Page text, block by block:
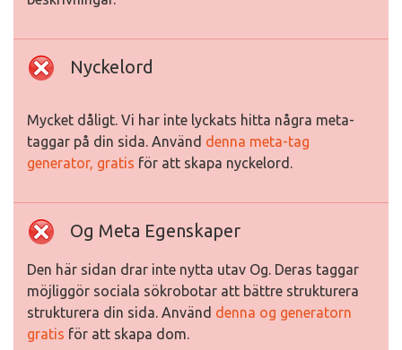
Nyckelord
Mycket dåligt. Vi har inte lyckats hitta några meta-
taggar på din sida. Använd denna meta-tag
generator, gratis för att skapa nyckelord.
Og Meta Egenskaper
Den här sidan drar inte nytta utav Og. Deras taggar
möjliggör sociala sökrobotar att bättre strukturera
strukturera din sida. Använd denna og generatorn
gratis för att skapa dom.